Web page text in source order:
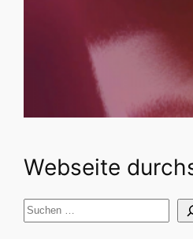
Webseite
S